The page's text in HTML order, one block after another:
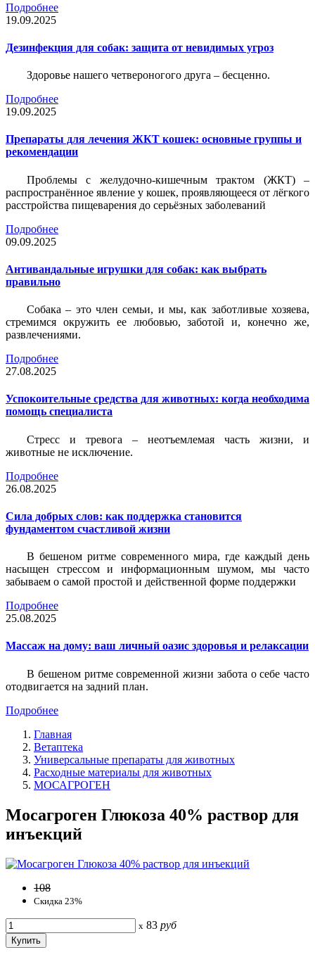
Подробнее
19.09.2025
Дезинфекция для собак: защита от невидимых угроз
Здоровье нашего четвероногого друга – бесценно.
Подробнее
19.09.2025
Препараты для лечения ЖКТ кошек: основные группы и
рекомендации
Проблемы с желудочно-кишечным трактом (ЖКТ) –
распространённое явление у кошек, проявляющееся от лёгкого
расстройства пищеварения до серьёзных заболеваний
Подробнее
09.09.2025
Антивандальные игрушки для собак: как выбрать
правильно
Собака – это член семьи, и мы, как заботливые хозяева,
стремимся окружить ее любовью, заботой и, конечно же,
развлечениями.
Подробнее
27.08.2025
Успокоительные средства для животных: когда необходима
помощь специалиста
Стресс и тревога – неотъемлемая часть жизни, и
животные не исключение.
Подробнее
26.08.2025
Сила добрых слов: как поддержка становится
фундаментом счастливой жизни
В бешеном ритме современного мира, где каждый день
насыщен стрессом и информационным шумом, мы часто
забываем о самой простой и действенной форме поддержки
Подробнее
25.08.2025
Массаж на дому: ваш личный оазис здоровья и релаксации
В бешеном ритме современной жизни забота о себе часто
отодвигается на задний план.
Подробнее
Главная
Ветаптека
Универсальные препараты для животных
Расходные материалы для животных
МОСАГРОГЕН
Мосагроген Глюкоза 40% раствор для
инъекций
108
Скидка 23%
x 83 руб